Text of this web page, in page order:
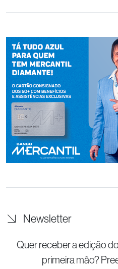
Newsletter
Quer receber a edição
primeira mão?